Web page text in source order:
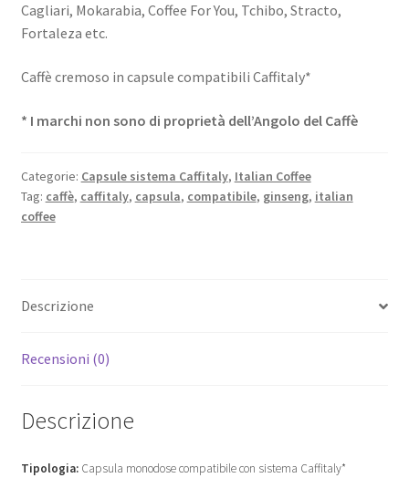
Cagliari, Mokarabia, Coffee For You, Tchibo, Stracto,
Fortaleza etc.
Caffè cremoso in capsule compatibili Caffitaly*
* I marchi non sono di proprietà dell’Angolo del Caffè
Categorie: Capsule sistema Caffitaly, Italian Coffee
Tag: caffè, caffitaly, capsula, compatibile, ginseng, italian
coffee
Descrizione
Recensioni (0)
Descrizione
Tipologia:Capsula monodose compatibile con sistema Caffitaly*